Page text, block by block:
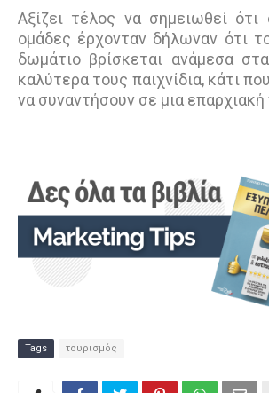
Αξίζει τέλος να σημειωθεί ότι
ομάδες έρχονταν δήλωναν ότι
δωμάτιο βρίσκεται ανάμεσα
καλύτερα τους παιχνίδια, κάτι
να συναντήσουν σε μια επαρχιακή
Tags τουρισμός